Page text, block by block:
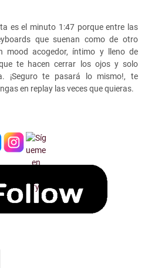
es el minuto 1:47 porque entre las
que suenan como de otro
mood acogedor, íntimo y lleno de
te hacen cerrar los ojos y solo
¡Seguro te pasará lo mismo!, te
en replay las veces que quieras.